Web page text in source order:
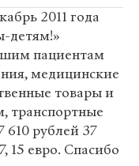
2011 года
детям!»
пациентам
медицинские
товары и
транспортные
610 рублей 37
15 евро. Спасибо